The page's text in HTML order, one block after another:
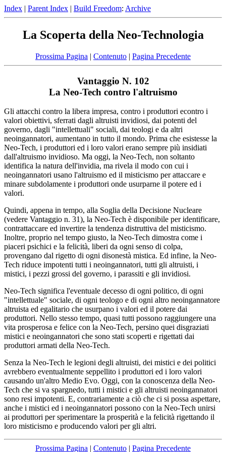
Index | Parent Index | Build Freedom: Archive
La Scoperta della Neo-Technologia
Prossima Pagina | Contenuto | Pagina Precedente
Vantaggio N. 102
La Neo-Tech contro l'altruismo
Gli attacchi contro la libera impresa, contro i produttori econtro i
valori obiettivi, sferrati dagli altruisti invidiosi, dai potenti del
governo, dagli "intellettuali" sociali, dai teologi e da altri
neoingannatori, aumentano in tutto il mondo. Prima che esistesse la
Neo-Tech, i produttori ed i loro valori erano sempre più insidiati
dall'altruismo invidioso. Ma oggi, la Neo-Tech, non soltanto
identifica la natura dell'invidia, ma rivela il modo con cui i
neoingannatori usano l'altruismo ed il misticismo per attaccare e
minare subdolamente i produttori onde usurparne il potere ed i
valori.
Quindi, appena in tempo, alla Soglia della Decisione Nucleare
(vedere Vantaggio n. 31), la Neo-Tech è disponibile per identificare,
contrattaccare ed invertire la tendenza distruttiva del misticismo.
Inoltre, proprio nel tempo giusto, la Neo-Tech dimostra come i
piaceri psichici e la felicità, liberi da ogni senso di colpa,
provengano dal rigetto di ogni disonestà mistica. Ed infine, la Neo-
Tech riduce impotenti tutti i neoingannatori, tutti gli altruisti, i
mistici, i pezzi grossi del governo, i parassiti e gli invidiosi.
Neo-Tech significa l'eventuale decesso di ogni politico, di ogni
"intellettuale" sociale, di ogni teologo e di ogni altro neoingannatore
altruista ed egalitario che usurpano i valori ed il potere dai
produttori. Nello stesso tempo, quasi tutti possono raggiungere una
vita prosperosa e felice con la Neo-Tech, persino quei disgraziati
mistici e neoingannatori che sono stati scoperti e rigettati dai
produttori armati della Neo-Tech.
Senza la Neo-Tech le legioni degli altruisti, dei mistici e dei politici
avrebbero eventualmente seppellito i produttori ed i loro valori
causando un'altro Medio Evo. Oggi, con la conoscenza della Neo-
Tech che si va spargnedo, tutti i mistici e gli altruisti neoingannatori
sono resi impotenti. E, contrariamente a ciò che ci si possa aspettare,
anche i mistici ed i neoingannatori possono con la Neo-Tech unirsi
ai produttori per sperimentare la prosperità e la felicità rigettando il
loro misticismo e producendo valori per gli altri.
Prossima Pagina | Contenuto | Pagina Precedente